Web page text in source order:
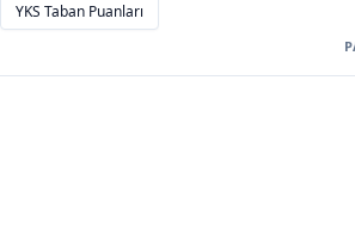
YKS Taban Puanları